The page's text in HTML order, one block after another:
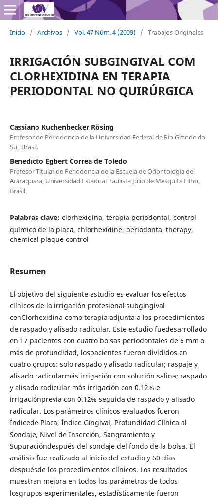
Inicio / Archivos / Vol. 47 Núm. 4 (2009) / Trabajos Originales
IRRIGACIÓN SUBGINGIVAL COM
CLORHEXIDINA EN TERAPIA
PERIODONTAL NO QUIRÚRGICA
Cassiano Kuchenbecker Rösing
Profesor de Periodoncia de la Universidad Federal de Rio Grande do
Sul, Brasil.
Benedicto Egbert Corrêa de Toledo
Profesor Titular de Periodoncia de la Escuela de Odontología de
Araraquara, Universidad Estadual Paulista Júlio de Mesquita Filho,
Brasil.
Palabras clave: clorhexidina, terapia periodontal, control
químico de la placa, chlorhexidine, periodontal therapy,
chemical plaque control
Resumen
El objetivo del siguiente estudio es evaluar los efectos
clínicos de la irrigación profesional subgingival
conClorhexidina como terapia adjunta a los procedimientos
de raspado y alisado radicular. Este estudio fuedesarrollado
en 17 pacientes con cuatro bolsas periodontales de 6 mm o
más de profundidad, lospacientes fueron divididos en
cuatro grupos: solo raspado y alisado radicular; raspaje y
alisado radicularmás irrigación con solución salina; raspado
y alisado radicular más irrigación con 0.12% e
irrigaciónprevia con 0.12% seguida de raspado y alisado
radicular. Los parámetros clínicos evaluados fueron
Índicede Placa, Índice Gingival, Profundidad Clínica al
Sondaje, Nivel de Inserción, Sangramiento y
Supuracióndespués del sondaje del fondo de la bolsa. El
análisis fue realizado al inicio del estudio y 60 días
despuésde los procedimientos clínicos. Los resultados
muestran mejora en todos los parámetros de todos
losgrupos experimentales, estadísticamente fueron